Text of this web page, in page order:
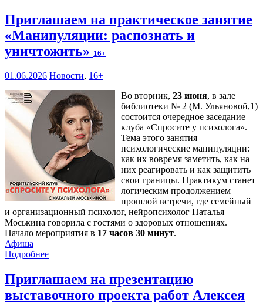
Приглашаем на практическое занятие
«Манипуляции: распознать и
уничтожить» 16+
01.06.2026 Новости, 16+
Во вторник, 23 июня, в зале
библиотеки № 2 (М. Ульяновой,1)
состоится очередное заседание
клуба «Спросите у психолога».
Тема этого занятия –
психологические манипуляции:
как их вовремя заметить, как на
них реагировать и как защитить
свои границы. Практикум станет
логическим продолжением
прошлой встречи, где семейный
и организационный психолог, нейропсихолог Наталья
Моськина говорила с гостями о здоровых отношениях.
Начало мероприятия в 17 часов 30 минут.
Афиша
Подробнее
Приглашаем на презентацию
выставочного проекта работ Алексея